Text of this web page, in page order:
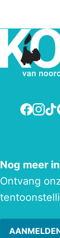
Nog meer
Ontvang